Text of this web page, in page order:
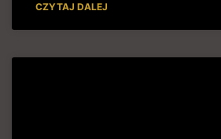
CZYTAJ DALEJ